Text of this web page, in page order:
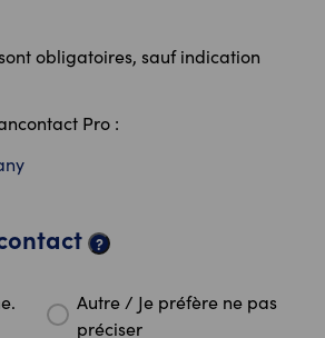
obligatoires, sauf indication
Pro :
?
Autre / Je préfère ne pas
préciser